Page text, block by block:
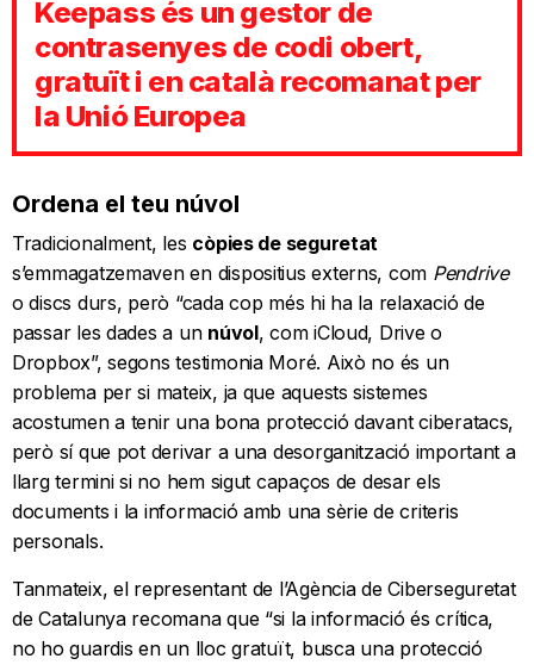
Keepass és un gestor de
contrasenyes de codi obert,
gratuït i en català recomanat per
la Unió Europea
Ordena el teu núvol
Tradicionalment, les còpies de seguretat
s’emmagatzemaven en dispositius externs, com Pendrive
o discs durs, però “cada cop més hi ha la relaxació de
passar les dades a un núvol, com iCloud, Drive o
Dropbox”, segons testimonia Moré. Això no és un
problema per si mateix, ja que aquests sistemes
acostumen a tenir una bona protecció davant ciberatacs,
però sí que pot derivar a una desorganització important a
llarg termini si no hem sigut capaços de desar els
documents i la informació amb una sèrie de criteris
personals.
Tanmateix, el representant de l’Agència de Ciberseguretat
de Catalunya recomana que “si la informació és crítica,
no ho guardis en un lloc gratuït, busca una protecció